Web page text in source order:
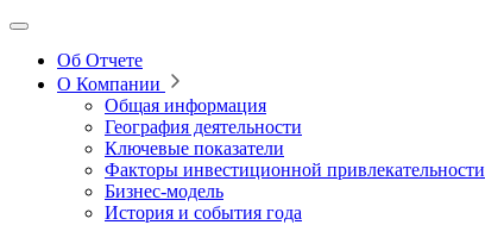
Об Отчете
О Компании
Общая информация
География деятельности
Ключевые показатели
Факторы инвестиционной привлекательности
Бизнес-модель
История и события года